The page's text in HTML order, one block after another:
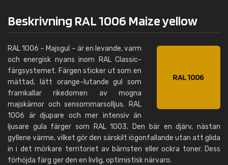
Beskrivning RAL 1006 Maize yellow
RAL 1006 – Majsgul – är en levande, varm
och energisk nyans inom RAL Classic-
färgsystemet. Färgen sticker ut som en
mättad, lätt orange-lutande gul som
framkallar rikedomen av mogna
majskärnor och sensommarsolljus. RAL
1006 är djupare och mer intensiv än
ljusare gula färger som RAL 1003. Den bär en djärv, nästan
gyllene värme, vilket gör den särskilt iögonfallande utan att glida
in i det mörkare territoriet av bärnsten eller ockra toner. Dess
förhöjda färg ger den en livlig, optimistisk närvaro.